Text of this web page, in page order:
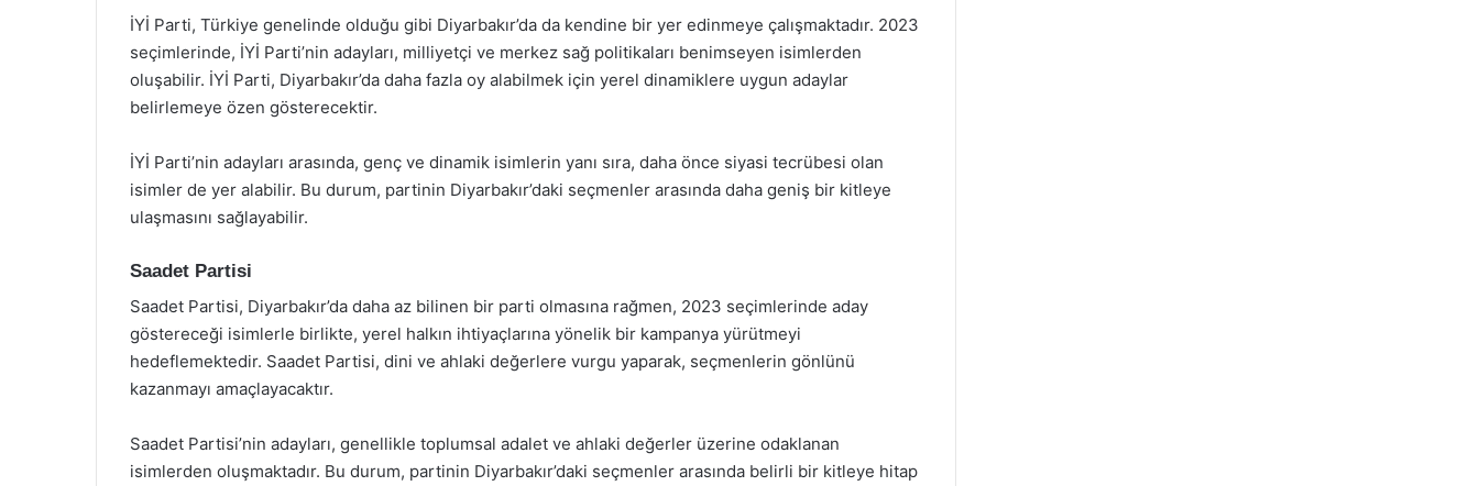
İYİ Parti, Türkiye genelinde olduğu gibi Diyarbakır’da da kendine bir yer edinmeye çalışmaktadır. 2023
seçimlerinde, İYİ Parti’nin adayları, milliyetçi ve merkez sağ politikaları benimseyen isimlerden
oluşabilir. İYİ Parti, Diyarbakır’da daha fazla oy alabilmek için yerel dinamiklere uygun adaylar
belirlemeye özen gösterecektir.
İYİ Parti’nin adayları arasında, genç ve dinamik isimlerin yanı sıra, daha önce siyasi tecrübesi olan
isimler de yer alabilir. Bu durum, partinin Diyarbakır’daki seçmenler arasında daha geniş bir kitleye
ulaşmasını sağlayabilir.
Saadet Partisi
Saadet Partisi, Diyarbakır’da daha az bilinen bir parti olmasına rağmen, 2023 seçimlerinde aday
göstereceği isimlerle birlikte, yerel halkın ihtiyaçlarına yönelik bir kampanya yürütmeyi
hedeflemektedir. Saadet Partisi, dini ve ahlaki değerlere vurgu yaparak, seçmenlerin gönlünü
kazanmayı amaçlayacaktır.
Saadet Partisi’nin adayları, genellikle toplumsal adalet ve ahlaki değerler üzerine odaklanan
isimlerden oluşmaktadır. Bu durum, partinin Diyarbakır’daki seçmenler arasında belirli bir kitleye hitap